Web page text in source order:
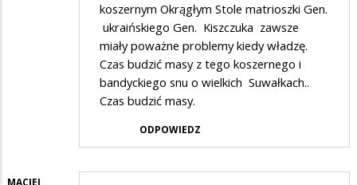
koszernym Okrągłym Stole matrioszki Gen.
ukraińskiego Gen. Kiszczuka zawsze
miały poważne problemy kiedy władzę.
Czas budzić masy z tego koszernego i
bandyckiego snu o wielkich Suwałkach..
Czas budzić masy.
ODPOWIEDZ
MACIEJ